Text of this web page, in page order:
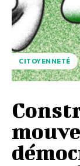
CITOYENNETÉ